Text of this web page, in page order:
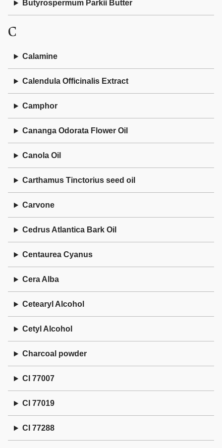
Butyrospermum Parkii Butter
C
Calamine
Calendula Officinalis Extract
Camphor
Cananga Odorata Flower Oil
Canola Oil
Carthamus Tinctorius seed oil
Carvone
Cedrus Atlantica Bark Oil
Centaurea Cyanus
Cera Alba
Cetearyl Alcohol
Cetyl Alcohol
Charcoal powder
CI 77007
CI 77019
CI 77288